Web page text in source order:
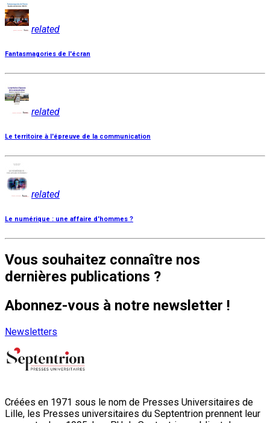
related
Fantasmagories de l'écran
related
Le territoire à l'épreuve de la communication
related
Le numérique : une affaire d'hommes ?
Vous souhaitez connaître nos
dernières publications ?
Abonnez-vous à notre newsletter !
Newsletters
Créées en 1971 sous le nom de Presses Universitaires de
Lille, les Presses universitaires du Septentrion prennent leur